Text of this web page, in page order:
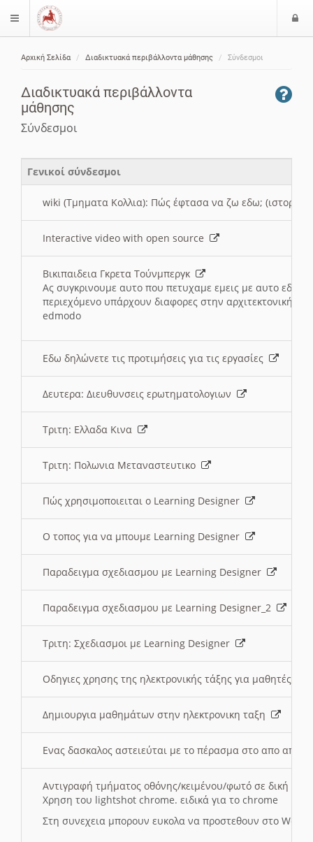
$langMenu
Αρχική Σελίδα Διαδικτυακά περιβάλλοντα μάθησης Σύνδεσμοι
Διαδικτυακά περιβάλλοντα
μάθησης
Σύνδεσμοι
Γενικοί σύνδεσμοι
wiki (Τμηματα Κολλια): Πώς έφτασα να ζω εδω; (ιστορια)
Interactive video with open source
Βικιπαιδεια Γκρετα Τούνμπεργκ
Ας συγκρινουμε αυτο που πετυχαμε εμεις με αυτο εδω
περιεχόμενο υπάρχουν διαφορες στην αρχιτεκτονική
edmodo
Εδω δηλώνετε τις προτιμήσεις για τις εργασίες
Δευτερα: Διευθυνσεις ερωτηματολογιων
Τριτη: Ελλαδα Κινα
Τριτη: Πολωνια Μεταναστευτικο
Πώς χρησιμοποιειται ο Learning Designer
O τοπος για να μπουμε Learning Designer
Παραδειγμα σχεδιασμου με Learning Designer
Παραδειγμα σχεδιασμου με Learning Designer_2
Τριτη: Σχεδιασμοι με Learning Designer
Οδηγιες χρησης της ηλεκτρονικής τάξης για μαθητές
Δημιουργια μαθημάτων στην ηλεκτρονικη ταξη
Ενας δασκαλος αστειεύται με το πέρασμα στο απο
Αντιγραφή τμήματος οθόνης/κειμένου/φωτό σε δική
Χρηση του lightshot chrome. ειδικά για το chrome
Στη συνεχεια μπορουν ευκολα να προστεθουν στο Word